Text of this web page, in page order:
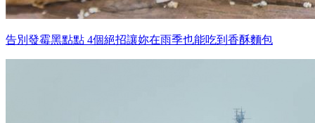
告別發霉黑點點 4個絕招讓妳在雨季也能吃到香酥麵包